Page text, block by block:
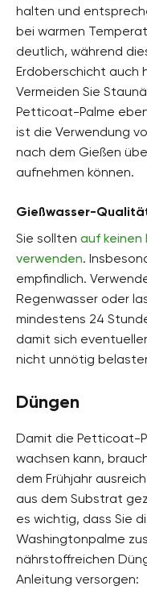
halten und
bei warmen
deutlich, während
Erdoberschicht auch
Vermeiden Sie
Petticoat-Palme
ist die Verwendung
nach dem Gießen
aufnehmen können.
Gießwasser-
Sie sollten auf keinen
verwenden.
empfindlich.
Regenwasser oder
mindestens 24
damit sich
nicht unnötig
Düngen
Damit die Petticoat-
wachsen kann,
dem Frühjahr
aus dem Substrat
es wichtig, dass Sie
Washingtonpalme
nährstoffreichen
Anleitung versorgen: